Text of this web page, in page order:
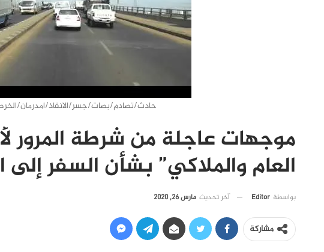
حادث/تصادم/بصات/جسر/الانقاذ/امدرمان/
موجهات عاجلة من شرطة المرور
العام والملاكي” بشأن السفر إلى
بواسطة Editor آخر تحديث مارس 26, 2020
مشاركة